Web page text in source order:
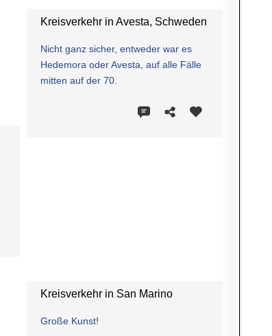
Kreisverkehr in Avesta, Schweden
Nicht ganz sicher, entweder war es
Hedemora oder Avesta, auf alle Fälle
mitten auf der 70.
Kreisverkehr in San Marino
Große Kunst!